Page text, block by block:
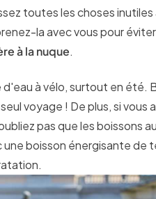
toutes les choses inutiles
la avec vous pour
à la nuque.
à vélo, surtout en été.
voyage ! De plus, si vous
pas que les boissons
boisson énergisante de